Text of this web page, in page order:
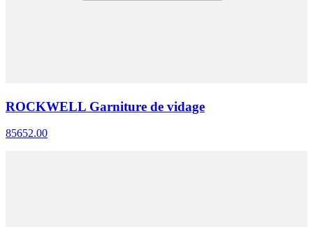
ROCKWELL Garniture de vidage
85652.00